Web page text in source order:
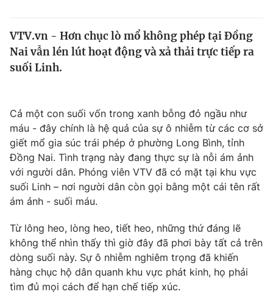
Y tế
Thế giới đó đây
Câu chuyện quốc tế
Kinh tế
Tài chính
Thị trường
Góc doanh nghiệp
Dữ liệu và đời sống
Truyền hình
Hậu trường
Nhân vật
Khán giả
Giải trí
Điện ảnh
Âm nhạc
Đời sống
Du lịch
Giáo dục
Giáo dục
VTV.vn - Hơn chục lò mổ không phép tại Đồng
Nai vẫn lén lút hoạt động và xả thải trực tiếp ra
suối Linh.
Cả một con suối vốn trong xanh bỗng đỏ ngầu như
máu - đây chính là hệ quả của sự ô nhiễm từ các cơ sở
giết mổ gia súc trái phép ở phường Long Bình, tỉnh
Đồng Nai. Tình trạng này đang thực sự là nỗi ám ảnh
với người dân. Phóng viên VTV đã có mặt tại khu vực
suối Linh – nơi người dân còn gọi bằng một cái tên rất
ám ảnh - suối máu.
Từ lông heo, lòng heo, tiết heo, những thứ đáng lẽ
không thể nhìn thấy thì giờ đây đã phơi bày tất cả trên
dòng suối này. Sự ô nhiễm nghiêm trọng đã khiến
hàng chục hộ dân quanh khu vực phát kinh, họ phải
tìm đủ mọi cách để hạn chế tiếp xúc.